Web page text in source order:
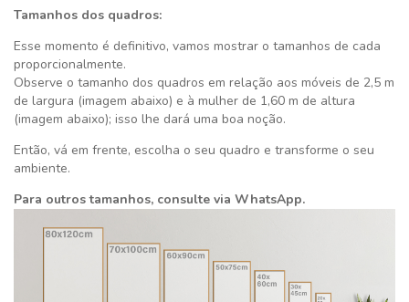
Tamanhos dos quadros:
Esse momento é definitivo, vamos mostrar o tamanhos de cada
proporcionalmente.
Observe o tamanho dos quadros em relação aos móveis de 2,5 m
de largura (imagem abaixo) e à mulher de 1,60 m de altura
(imagem abaixo); isso lhe dará uma boa noção.
Então, vá em frente, escolha o seu quadro e transforme o seu
ambiente.
Para outros tamanhos, consulte via WhatsApp.